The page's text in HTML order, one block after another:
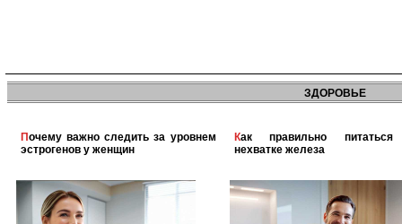
ЗДОРОВЬЕ
Почему важно следить за уровнем
эстрогенов у женщин
Как правильно питаться при
нехватке железа